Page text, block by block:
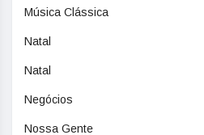
Música Clássica
Natal
Natal
Negócios
Nossa Gente